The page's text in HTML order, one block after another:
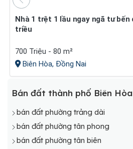
Nhà 1 trệt 1 lầu ngay ngã tư bến cá – tân
triều
700 Triệu - 80 m²
Biên Hòa, Đồng Nai
Bán đất thành phố Biên Hòa
bán đất phường trảng dài
bán đất phường tân phong
bán đất phường tân biên